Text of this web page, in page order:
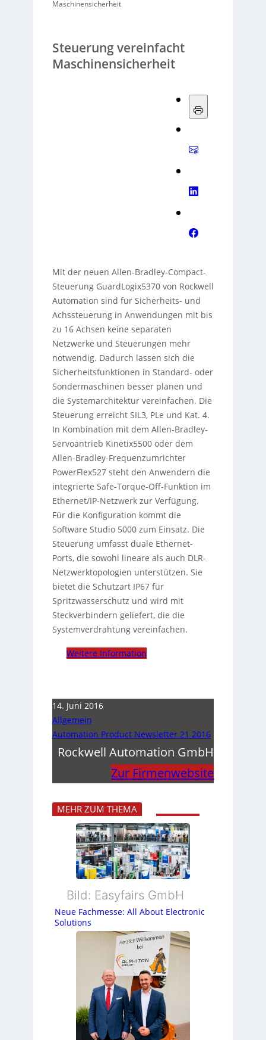
Maschinensicherheit
Steuerung vereinfacht
Maschinensicherheit
Mit der neuen Allen-Bradley-Compact-
Steuerung GuardLogix5370 von Rockwell
Automation sind für Sicherheits- und
Achssteuerung in Anwendungen mit bis
zu 16 Achsen keine separaten
Netzwerke und Steuerungen mehr
notwendig. Dadurch lassen sich die
Sicherheitsfunktionen in Standard- oder
Sondermaschinen besser planen und
die Systemarchitektur vereinfachen. Die
Steuerung erreicht SIL3, PLe und Kat. 4.
In Kombination mit dem Allen-Bradley-
Servoantrieb Kinetix5500 oder dem
Allen-Bradley-Frequenzumrichter
PowerFlex527 steht den Anwendern die
integrierte Safe-Torque-Off-Funktion im
Ethernet/IP-Netzwerk zur Verfügung.
Für die Konfiguration kommt die
Software Studio 5000 zum Einsatz. Die
Steuerung umfasst duale Ethernet-
Ports, die sowohl lineare als auch DLR-
Netzwerktopologien unterstützen. Sie
bietet die Schutzart IP67 für
Spritzwasserschutz und wird mit
Steckverbindern geliefert, die die
Systemverdrahtung vereinfachen.
Weitere Information
14. Juni 2016
Allgemein
Automation Product Newsletter 21 2016
Rockwell Automation GmbH
Zur Firmenwebsite
MEHR ZUM THEMA
Bild: Easyfairs GmbH
Neue Fachmesse: All About Electronic
Solutions